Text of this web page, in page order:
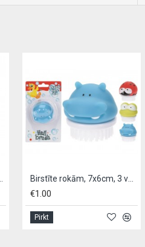
75ml,- Calendula Birstīte rokām, 7x6cm, 3 veidi.
€1.00
Pirkt